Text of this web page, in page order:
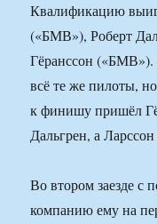
Квалификацию
(«БМВ»), Роберт
Гёранссон («БМВ»).
всё те же пилоты,
к финишу пришёл
Дальгрен, а Ларссон
Во втором заезде с
компанию ему на